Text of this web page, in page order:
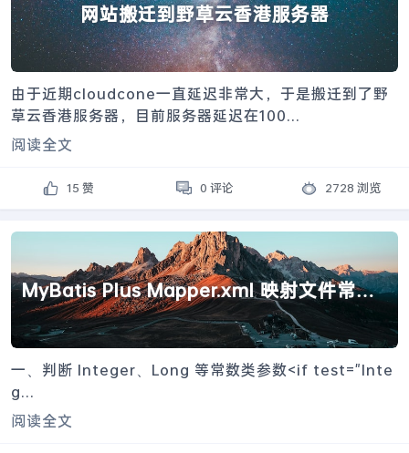
网站搬迁到野草云香港服务器
由于近期cloudcone一直延迟非常大，于是搬迁到了野
草云香港服务器，目前服务器延迟在100...
阅读全文
15 赞 0 评论 2728 浏览
MyBatis Plus Mapper.xml 映射文件常用
标签
一、判断 Integer、Long 等常数类参数<if test="Inte
g...
阅读全文